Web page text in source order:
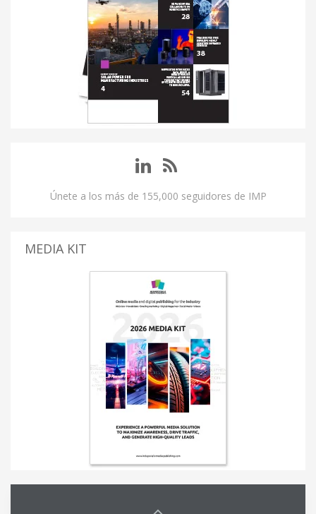
Únete a los más de 155,000 seguidores de IMP
MEDIA KIT